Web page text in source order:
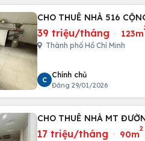
CHO THUÊ NHÀ 516
39 triệu/tháng · 123m
Thành phố Hồ Chí Minh
C
Chính chủ
Đăng 29/01/2026
CHO THUÊ NHÀ MT
17 triệu/tháng · 90m
2